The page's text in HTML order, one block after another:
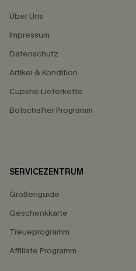
Über Uns
Impressum
Datenschutz
Artikel & Kondition
Cupshe Lieferkette
Botschafter Programm
SERVICEZENTRUM
Größenguide
Geschenkkarte
Treueprogramm
Affiliate Programm